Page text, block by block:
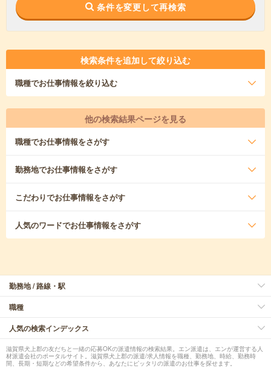
条件を変更して再検索
検索条件を追加して絞り込む
職種でお仕事情報を絞り込む
他の検索結果ページを見る
職種でお仕事情報をさがす
勤務地でお仕事情報をさがす
こだわりでお仕事情報をさがす
人気のワードでお仕事情報をさがす
勤務地 / 路線・駅
職種
人気の検索インデックス
滋賀県犬上郡の友だちと一緒の応募OKの派遣情報の検索結果。エン派遣は、エンが運営する人
材派遣会社のポータルサイト。滋賀県犬上郡の派遣/求人情報を職種、勤務地、時給、勤務時
間、長期・短期などの希望条件から、あなたにピッタリの派遣のお仕事を探せます。